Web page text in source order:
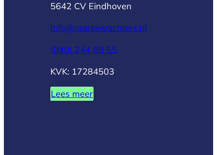
5642 CV Eindhoven
Info@markswachters.nl
(040) 244 88 55
KVK: 17284503
Lees meer